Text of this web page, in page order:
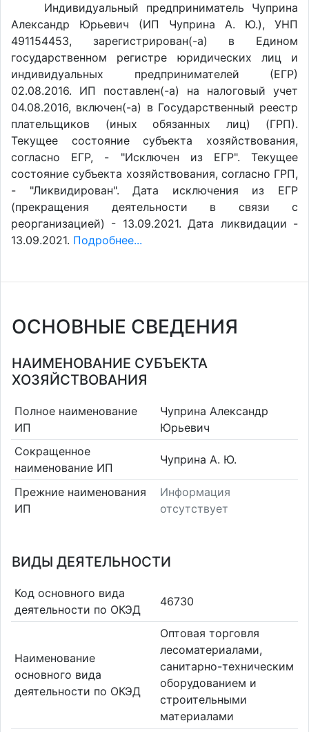
Индивидуальный предприниматель Чуприна
Александр Юрьевич (ИП Чуприна А. Ю.), УНП
491154453, зарегистрирован(-а) в Едином
государственном регистре юридических лиц и
индивидуальных предпринимателей (ЕГР)
02.08.2016. ИП поставлен(-a) на налоговый учет
04.08.2016, включен(-a) в Государственный реестр
плательщиков (иных обязанных лиц) (ГРП).
Текущее состояние субъекта хозяйствования,
согласно ЕГР, - "Исключен из ЕГР". Текущее
состояние субъекта хозяйствования, согласно ГРП,
- "Ликвидирован". Дата исключения из ЕГР
(прекращения деятельности в связи с
реорганизацией) - 13.09.2021. Дата ликвидации -
13.09.2021. Подробнее...
ОСНОВНЫЕ СВЕДЕНИЯ
НАИМЕНОВАНИЕ СУБЪЕКТА
ХОЗЯЙСТВОВАНИЯ
Полное наименование
ИП
Чуприна Александр
Юрьевич
Сокращенное
наименование ИП
Чуприна А. Ю.
Прежние наименования
ИП
Информация
отсутствует
ВИДЫ ДЕЯТЕЛЬНОСТИ
Код основного вида
деятельности по ОКЭД
46730
Наименование
основного вида
деятельности по ОКЭД
Оптовая торговля
лесоматериалами,
санитарно-техническим
оборудованием и
строительными
материалами